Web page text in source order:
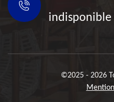
indisponible
©2025 - 2026